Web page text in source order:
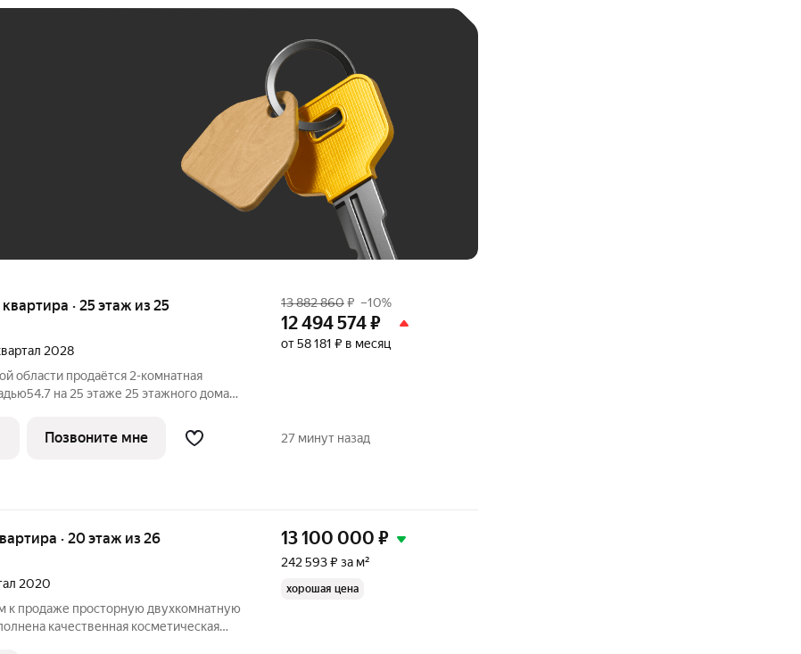
квартира · 25 этаж из 25
2028
области продаётся 2-комнатная
на 25 этаже 25 этажного дома
минут пешком до станции метро
13 882 860₽ –10%
12 494 574₽
от 58 181 ₽ в месяц
Позвоните мне 27 минут назад
· 20 этаж из 26
2020
к продаже просторную двухкомнатную
качественная косметическая
13 100 000 ₽
242 593 ₽ за м²
хорошая цена